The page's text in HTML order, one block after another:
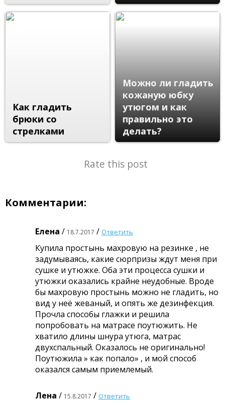
Как гладить
брюки со
стрелками
Можно ли гладить
кожаную юбку
утюгом и как
правильно это
делать?
Rate this post
Комментарии:
Елена / 18.7.2017 / Ответить
Купила простынь махровую на резинке , не
задумываясь, какие сюрпризы ждут меня при
сушке и утюжке. Оба эти процесса сушки и
утюжки оказались крайне неудобные. Вроде
бы махровую простынь можно не гладить, но
вид у неё жеваный, и опять же дезинфекция.
Прочла способы глажки и решила
попробовать на матрасе поутюжить. Не
хватило длины шнура утюга, матрас
двухспальный. Оказалось не оригинально!
Поутюжила » как попало» , и мой способ
оказался самым приемлемый.
Лена / 15.8.2017 / Ответить